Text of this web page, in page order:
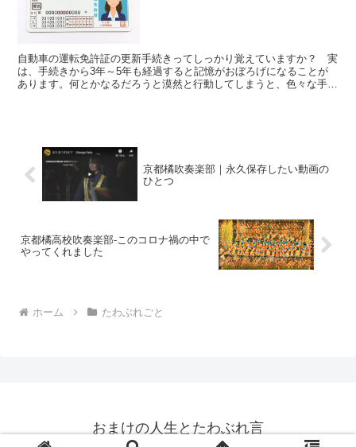
自動車の運転免許証の更新手続きってしっかり覚えていますか？ 実
は、手続きから3年～5年も経過すると記憶がおぼろげになることが
あります。何とかなるだろうと漠然と行動してしまうと、色々な手続
京都橘吹奏楽部｜永久保存したい動画の
ひとつ
京都橘高校吹奏楽部-このコロナ禍の中で
やってくれました
ホーム たわぶれごと
おまけの人生とたわぶれ言